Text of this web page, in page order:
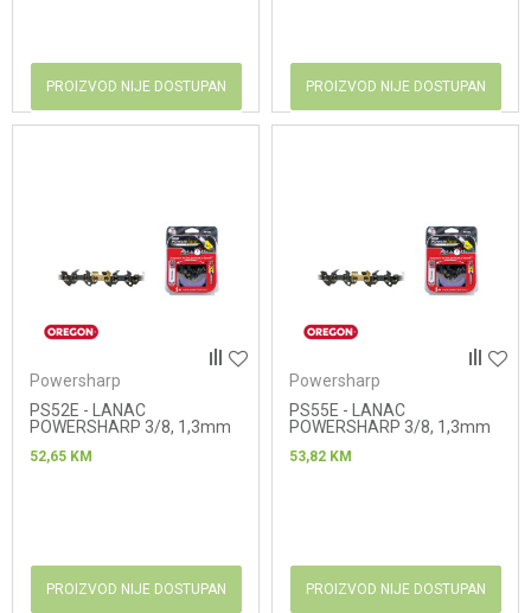
PROIZVOD NIJE DOSTUPAN PROIZVOD NIJE DOSTUPAN
Powersharp
PS52E - LANAC
POWERSHARP 3/8, 1,3mm
52,65 KM
PROIZVOD NIJE DOSTUPAN
Powersharp
PS55E - LANAC
POWERSHARP 3/8, 1,3mm
53,82 KM
PROIZVOD NIJE DOSTUPAN